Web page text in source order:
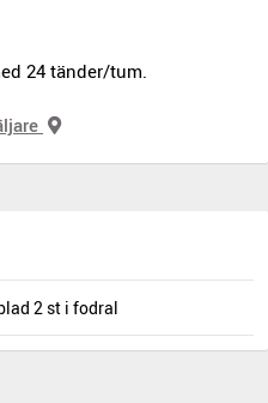
24 tänder/tum.
2 st i fodral